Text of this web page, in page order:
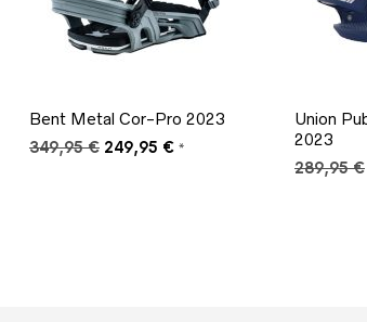
Bent Metal Cor-Pro 2023
349,95€ Ursprünglicher
249,95 €Aktueller
*
Union
2023
289,95€